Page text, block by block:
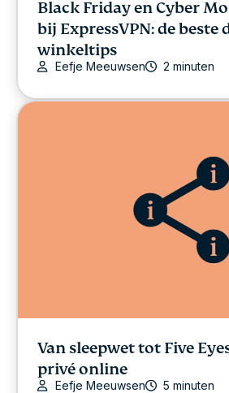
Black Friday en Cyber
bij ExpressVPN: de beste
winkeltips
Eefje Meeuwsen 2 minuten
Van sleepwet tot Five
privé online
Eefje Meeuwsen 5 minuten